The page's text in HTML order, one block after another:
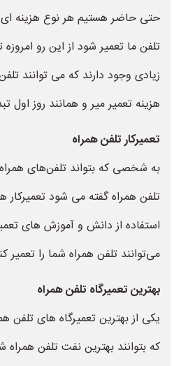
حتی حاضر هستیم هر نوع هزینه ای
تلفن ما تعمیر شود از این رو امروزه
زیادی وجود دارند که می توانند
هزینه تعمیر میر و همانند روز اول
تعمیرکار تلفن همراه
به شخصی که بتواند تلفن‌های همراه
تلفن همراه گفته می شود تعمیرکار
استفاده از دانش و آموزش های
می‌توانند تلفن همراه شما را تعمیر
بهترین تعمیرگاه تلفن همراه
یکی از بهترین تعمیرگاه های تلفن
که بتوانند بهترین نفت تلفن همراه